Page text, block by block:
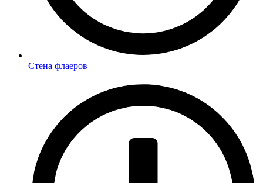
Стена флаеров